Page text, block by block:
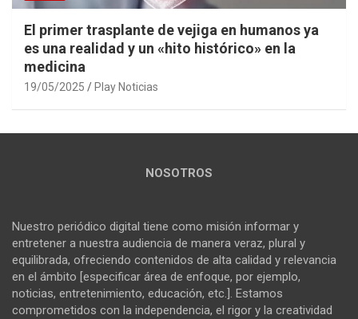
El primer trasplante de vejiga en humanos ya
es una realidad y un «hito histórico» en la
medicina
19/05/2025 Play Noticias
NOSOTROS
Nuestro periódico digital tiene como misión informar y
entretener a nuestra audiencia de manera veraz, plural y
equilibrada, ofreciendo contenidos de alta calidad y relevancia
en el ámbito [especificar área de enfoque, por ejemplo,
noticias, entretenimiento, educación, etc.]. Estamos
comprometidos con la independencia, el rigor y la creatividad